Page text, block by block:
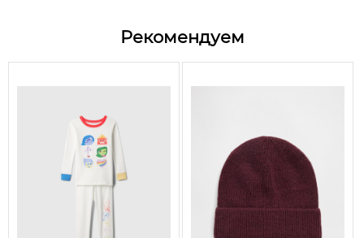
50% полиэстер, 50% акрил
Узоры и принты
Тип ткани
Вязаная
Рекомендуем